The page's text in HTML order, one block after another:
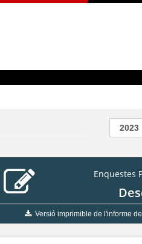
Enquestes
Versió imprimible de l'informe